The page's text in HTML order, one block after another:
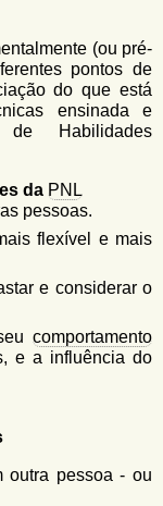
(ou pré-
pontos de
do que está
ensinada e
Habilidades
da PNL
pessoas.
flexível e mais
e considerar o
comportamento
e a influência do
outra pessoa - ou